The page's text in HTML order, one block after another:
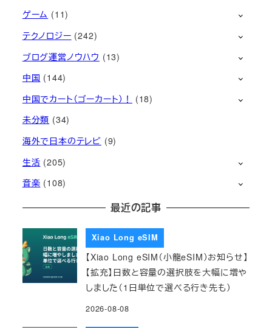
ゲーム (11)
テクノロジー (242)
ブログ運営ノウハウ (13)
中国 (144)
中国でカート（ゴーカート）！
(18)
未分類 (34)
海外で日本のテレビ (9)
生活 (205)
音楽 (108)
最近の記事
Xiao Long eSIM
【Xiao Long eSIM（小龍eSIM）お知らせ】
【拡充】日数と容量の選択肢を大幅に増や
しました（1日単位で選べる行き先も）
2026-08-08